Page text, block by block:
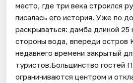
место, где три века строился
писалась его история. Уже по
раскрываться: дамба длиной
стороны вода, впереди остров
недавнего времени закрытый
туристов.Большинство гостей
ограничиваются центром и